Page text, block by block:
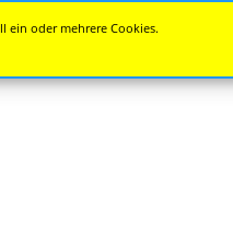
ein oder mehrere Cookies.